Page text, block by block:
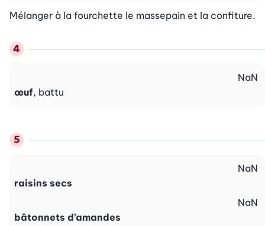
Mélanger à la fourchette le massepain et la confiture.
œuf, battu
NaN
raisins secs
NaN
bâtonnets d’amandes
NaN